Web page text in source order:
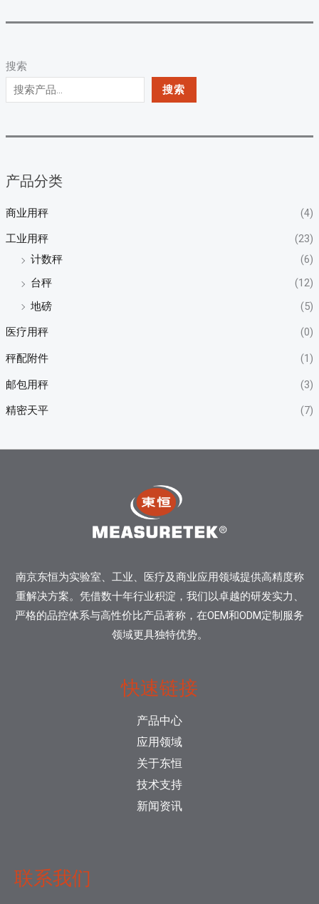
搜索
搜索
产品分类
商业用秤 (4)
工业用秤
(23)
计数秤
(6)
台秤
(12)
地磅
(5)
医疗用秤 (0)
秤配附件 (1)
邮包用秤 (3)
精密天平 (7)
南京东恒为实验室、工业、医疗及商业应用领域提供高精度称
重解决方案。凭借数十年行业积淀，我们以卓越的研发实力、
严格的品控体系与高性价比产品著称，在OEM和ODM定制服务
领域更具独特优势。
快速链接
产品中心
应用领域
关于东恒
技术支持
新闻资讯
联系我们